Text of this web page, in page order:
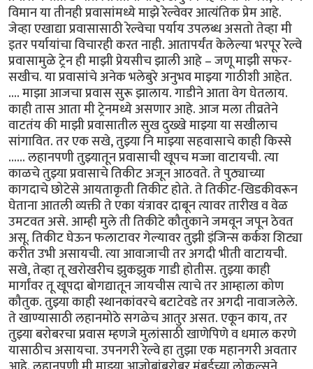
विमान या तीनही प्रवासांमध्ये माझे रेल्वेवर आत्यंतिक प्रेम आहे.
जेव्हा एखाद्या प्रवासासाठी रेल्वेचा पर्याय उपलब्ध असतो तेव्हा मी
इतर पर्यायांचा विचारही करत नाही. आतापर्यंत केलेल्या भरपूर रेल्वे
प्रवासामुळे ट्रेन ही माझी प्रेयसीच झाली आहे – जणू माझी सफर-
सखीच. या प्रवासांचे अनेक भलेबुरे अनुभव माझ्या गाठीशी आहेत.
.... माझा आजचा प्रवास सुरू झालाय. गाडीने आता वेग घेतलाय.
काही तास आता मी ट्रेनमध्ये असणार आहे. आज मला तीव्रतेने
वाटतंय की माझी प्रवासातील सुख दुख्खे माझ्या या सखीलाच
सांगावित. तर एक सखे, तुझ्या नि माझ्या सहवासाचे काही किस्से
...... लहानपणी तुझ्यातून प्रवासाची खूपच मज्जा वाटायची. त्या
काळचे तुझ्या प्रवासाचे तिकीट अजून आठवते. ते पुठ्याच्या
कागदाचे छोटेसे आयताकृती तिकीट होते. ते तिकीट-खिडकीवरून
घेताना आतली व्यक्ती ते एका यंत्रावर दाबून त्यावर तारीख व वेळ
उमटवत असे. आम्ही मुले ती तिकीटे कौतुकाने जमवून जपून ठेवत
असू. तिकीट घेऊन फलाटावर गेल्यावर तुझी इंजिन्स कर्कश शिट्या
करीत उभी असायची. त्या आवाजाची तर अगदी भीती वाटायची.
सखे, तेव्हा तू खरोखरीच झुकझुक गाडी होतीस. तुझ्या काही
मार्गांवर तू खूपदा बोगद्यातून जायचीस त्याचे तर आम्हाला कोण
कौतुक. तुझ्या काही स्थानकांवरचे बटाटेवडे तर अगदी नावाजलेले.
ते खाण्यासाठी लहानमोठे सगळेच आतुर असत. एकून काय, तर
तुझ्या बरोबरचा प्रवास म्हणजे मुलांसाठी खाणेपिणे व धमाल करणे
यासाठीच असायचा. उपनगरी रेल्वे हा तुझा एक महानगरी अवतार